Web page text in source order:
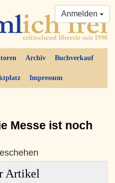
Archiv Buchverkauf
Impressum
Anmelden
Messe ist noch
Artikel